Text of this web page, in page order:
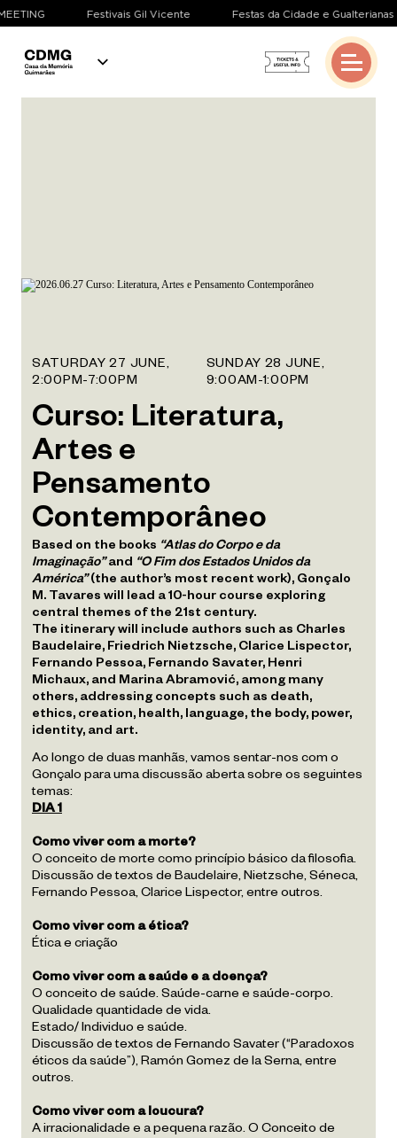
Festivais Gil Vicente Festas da Cidade e Gualterianas
PT EN
SATURDAY 27 JUNE,
2:00PM-7:00PM
SUNDAY 28 JUNE,
9:00AM-1:00PM
Curso: Literatura,
Artes e
Pensamento
Contemporâneo
Based on the books “Atlas do Corpo e da
Imaginação”and “O Fim dos Estados Unidos da
América”(the author’s most recent work), Gonçalo
M. Tavares will lead a 10-hour course exploring
central themes of the 21st century.
The itinerary will include authors such as Charles
Baudelaire, Friedrich Nietzsche, Clarice Lispector,
Fernando Pessoa, Fernando Savater, Henri
Michaux, and Marina Abramović, among many
others, addressing concepts such as death,
ethics, creation, health, language, the body, power,
identity, and art.
Ao longo de duas manhãs, vamos sentar-nos com o
Gonçalo para uma discussão aberta sobre os seguintes
temas:
DIA 1
Como viver com a morte?
O conceito de morte como princípio básico da filosofia.
Discussão de textos de Baudelaire, Nietzsche, Séneca,
Fernando Pessoa, Clarice Lispector, entre outros.
Como viver com a ética?
Ética e criação
Como viver com a saúde e a doença?
O conceito de saúde. Saúde-carne e saúde-corpo.
Qualidade quantidade de vida.
Estado/ Individuo e saúde.
Discussão de textos de Fernando Savater (“Paradoxos
éticos da saúde”), Ramón Gomez de la Serna, entre
outros.
Como viver com a loucura?
A irracionalidade e a pequena razão. O Conceito de